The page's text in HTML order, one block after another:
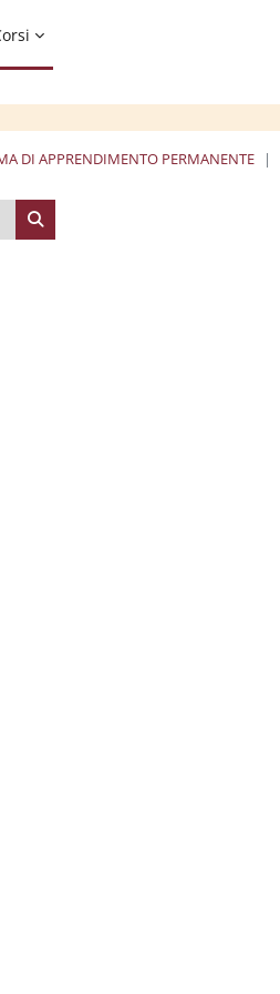
DI APPRENDIMENTO PERMANENTE
Cerca corsi